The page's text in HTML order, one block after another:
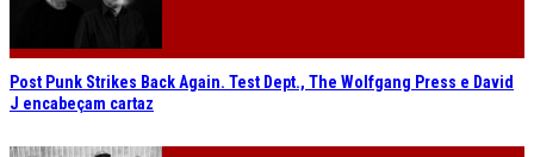
Post Punk Strikes Back Again. Test Dept., The Wolfgang Press e David
J encabeçam cartaz